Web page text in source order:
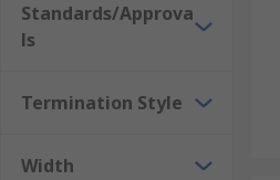
Standards/Approva
ls
Termination Style
Width